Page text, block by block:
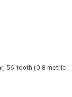
56-tooth (0.8 metric